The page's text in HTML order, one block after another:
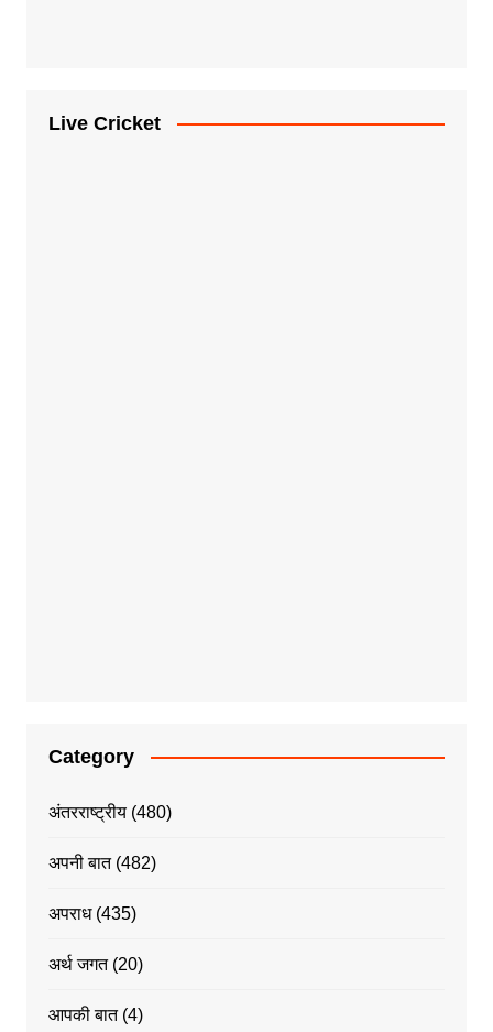
Live Cricket
Category
अंतरराष्ट्रीय(480)
अपनी बात(482)
अपराध(435)
अर्थ जगत(20)
आपकी बात(4)